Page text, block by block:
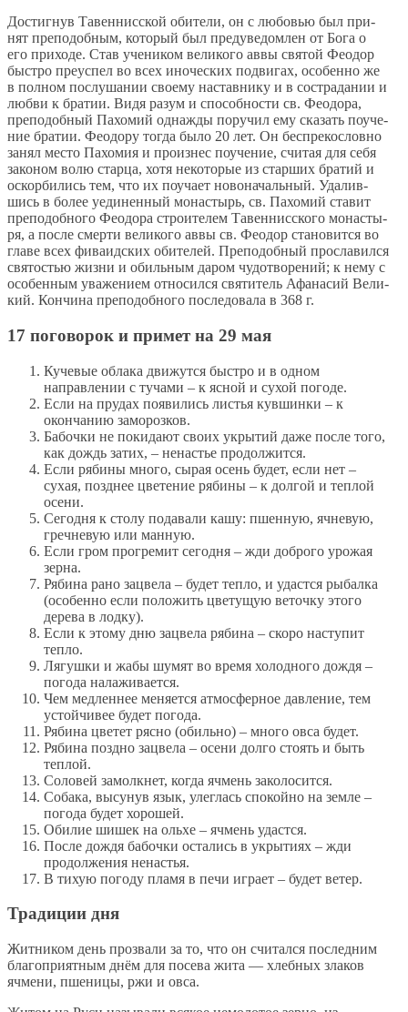
До­стиг­нув Та­вен­нис­ской оби­те­ли, он с лю­бо­вью был при­
нят пре­по­доб­ным, ко­то­рый был предуве­дом­лен от Бо­га о
его при­хо­де. Став уче­ни­ком ве­ли­ко­го ав­вы свя­той Фе­о­дор
быст­ро пре­успел во всех ино­че­ских по­дви­гах, осо­бен­но же
в пол­ном по­слу­ша­нии сво­е­му на­став­ни­ку и в со­стра­да­нии и
люб­ви к бра­тии. Ви­дя ра­зум и спо­соб­но­сти св. Фе­о­до­ра,
пре­по­доб­ный Па­хо­мий од­на­жды по­ру­чил ему ска­зать по­уче­
ние бра­тии. Фе­о­до­ру то­гда бы­ло 20 лет. Он бес­пре­ко­слов­но
за­нял ме­сто Па­хо­мия и про­из­нес по­уче­ние, счи­тая для се­бя
за­ко­ном во­лю стар­ца, хо­тя неко­то­рые из стар­ших бра­тий и
оскор­би­лись тем, что их по­уча­ет но­во­на­чаль­ный. Уда­лив­
шись в бо­лее уеди­нен­ный мо­на­стырь, св. Па­хо­мий ста­вит
пре­по­доб­но­го Фе­о­до­ра стро­и­те­лем Та­вен­нис­ско­го мо­на­сты­
ря, а по­сле смер­ти ве­ли­ко­го ав­вы св. Фе­о­дор ста­но­вит­ся во
гла­ве всех фива­ид­ских оби­те­лей. Пре­по­доб­ный про­сла­вил­ся
свя­то­стью жиз­ни и обиль­ным да­ром чу­до­тво­ре­ний; к нему с
осо­бен­ным ува­же­ни­ем от­но­сил­ся свя­ти­тель Афа­на­сий Ве­ли­
кий. Кон­чи­на пре­по­доб­но­го по­сле­до­ва­ла в 368 г.
17 поговорок и примет на 29 мая
Кучевые облака движутся быстро и в одном
направлении с тучами – к ясной и сухой погоде.
Если на прудах появились листья кувшинки – к
окончанию заморозков.
Бабочки не покидают своих укрытий даже после того,
как дождь затих, – ненастье продолжится.
Если рябины много, сырая осень будет, если нет –
сухая, позднее цветение рябины – к долгой и теплой
осени.
Сегодня к столу подавали кашу: пшенную, ячневую,
гречневую или манную.
Если гром прогремит сегодня – жди доброго урожая
зерна.
Рябина рано зацвела – будет тепло, и удастся рыбалка
(особенно если положить цветущую веточку этого
дерева в лодку).
Если к этому дню зацвела рябина – скоро наступит
тепло.
Лягушки и жабы шумят во время холодного дождя –
погода налаживается.
Чем медленнее меняется атмосферное давление, тем
устойчивее будет погода.
Рябина цветет рясно (обильно) – много овса будет.
Рябина поздно зацвела – осени долго стоять и быть
теплой.
Соловей замолкнет, когда ячмень заколосится.
Собака, высунув язык, улеглась спокойно на земле –
погода будет хорошей.
Обилие шишек на ольхе – ячмень удастся.
После дождя бабочки остались в укрытиях – жди
продолжения ненастья.
В тихую погоду пламя в печи играет – будет ветер.
Традиции дня
Житником день прозвали за то, что он считался последним
благоприятным днём для посева жита — хлебных злаков
ячмени, пшеницы, ржи и овса.